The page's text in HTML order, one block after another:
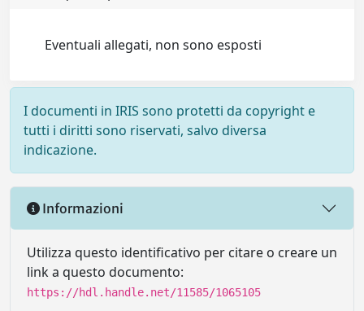
Eventuali allegati, non sono esposti
I documenti in IRIS sono protetti da copyright e
tutti i diritti sono riservati, salvo diversa
indicazione.
Informazioni
Utilizza questo identificativo per citare o creare un
link a questo documento:
https://hdl.handle.net/11585/1065105